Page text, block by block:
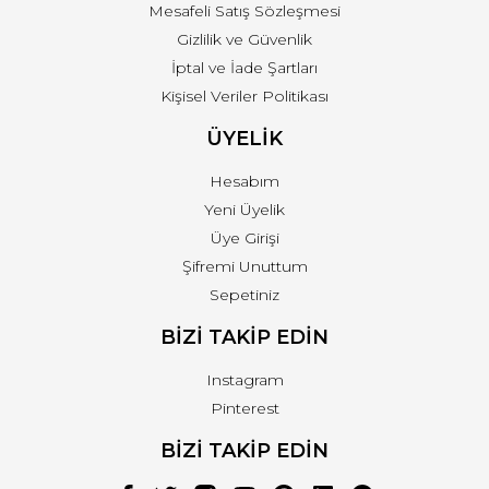
Mesafeli Satış Sözleşmesi
Gizlilik ve Güvenlik
İptal ve İade Şartları
Kişisel Veriler Politikası
ÜYELİK
Hesabım
Yeni Üyelik
Üye Girişi
Şifremi Unuttum
Sepetiniz
BİZİ TAKİP EDİN
Instagram
Pinterest
BİZİ TAKİP EDİN